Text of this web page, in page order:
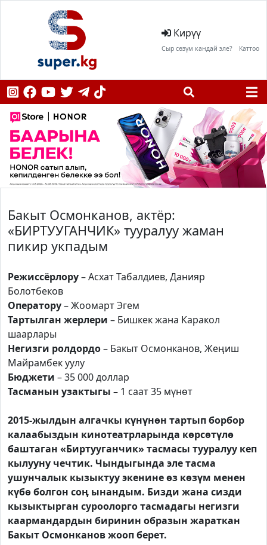
Кирүү
Сыр сөзүм кандай эле? Каттоо
Бакыт Осмонканов, актёр:
«БИРТУУГАНЧИК» тууралуу жаман
пикир укпадым
Режиссёрлору– Асхат Табалдиев, Данияр
Болотбеков
Оператору– Жоомарт Эгем
Тартылган жерлери – Бишкек жана Каракол
шаарлары
Негизги ролдордо– Бакыт Осмонканов, Жеӊиш
Майрамбек уулу
Бюджети – 35 000 доллар
Тасманын узактыгы – 1 саат 35 мүнөт
2015-жылдын алгачкы күнүнөн тартып борбор
калаабыздын кинотеатрларында көрсөтүлө
баштаган «Биртууганчик» тасмасы тууралуу кеп
кылууну чечтик. Чындыгында эле тасма
ушунчалык кызыктуу экенине өз көзүм менен
күбө болгон соӊ ынандым. Бизди жана сизди
кызыктырган суроолорго тасмадагы негизги
каармандардын биринин образын жараткан
Бакыт Осмонканов жооп берет.